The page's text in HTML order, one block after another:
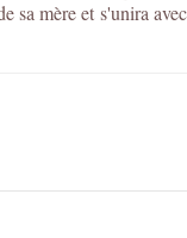
sa mère et s'unira